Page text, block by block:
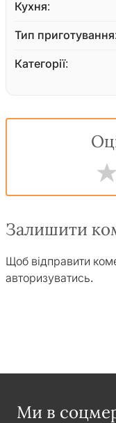
Кухня:
Тип приготування:
Категорії:
Залишити
Щоб відправити
авторизуватись.
Ми в